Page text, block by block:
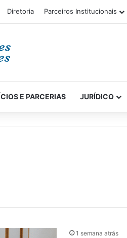
Diretoria Parceiros Institucionais
E PARCERIAS JURÍDICO
1 semana atrás